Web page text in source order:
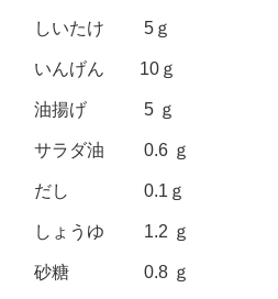
しいたけ 5ｇ
いんげん 10ｇ
油揚げ 5 ｇ
サラダ油 0.6 ｇ
だし 0.1ｇ
しょうゆ 1.2 ｇ
砂糖 0.8 ｇ